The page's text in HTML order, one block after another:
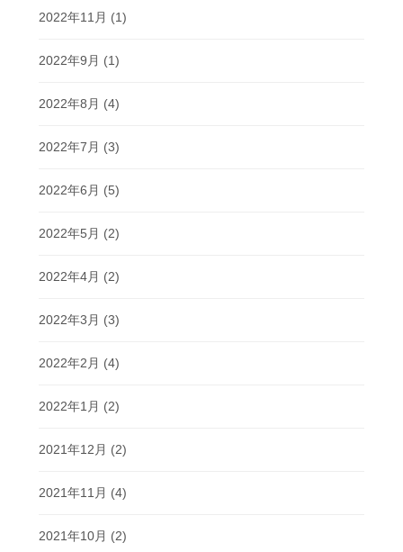
2022年11月 (1)
2022年9月 (1)
2022年8月 (4)
2022年7月 (3)
2022年6月 (5)
2022年5月 (2)
2022年4月 (2)
2022年3月 (3)
2022年2月 (4)
2022年1月 (2)
2021年12月 (2)
2021年11月 (4)
2021年10月 (2)